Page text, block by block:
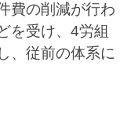
費の削減が行わ
を受け、4労組
、従前の体系に